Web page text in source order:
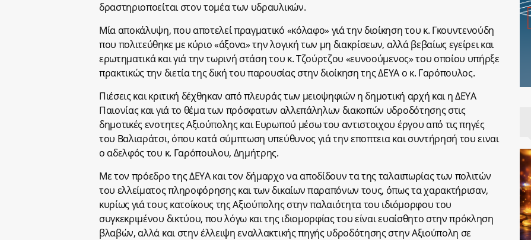
δραστηριοποείται στον τομέα των υδραυλικών.
Μία αποκάλυψη, που αποτελεί πραγματικό «κόλαφο» γιά την διοίκηση του κ. Γκουντενούδη
που πολιτεύθηκε με κύριο «άξονα» την λογική των μη διακρίσεων, αλλά βεβαίως εγείρει και
ερωτηματικά και γιά την τωρινή στάση του κ. Τζούρτζου «ευνοούμενος» του οποίου υπήρξε
πρακτικώς την διετία της δική του παρουσίας στην διοίκηση της ΔΕΥΑ ο κ. Γαρόπουλος.
Πιέσεις και κριτική δέχθηκαν από πλευράς των μειοψηφιών η δημοτική αρχή και η ΔΕΥΑ
Παιονίας και γιά το θέμα των πρόσφατων αλλεπάληλων διακοπών υδροδότησης στις
δημοτικές ενοτητες Αξιούπολης και Ευρωπού μέσω του αντιστοιχου έργου από τις πηγές
του Βαλιαράτσι, όπου κατά σύμπτωση υπεύθυνος γιά την εποπτεια και συντήρησή του ειναι
ο αδελφός του κ. Γαρόπουλου, Δημήτρης.
Με τον πρόεδρο της ΔΕΥΑ και τον δήμαρχο να αποδίδουν τα της ταλαιπωρίας των πολιτών
του ελλείματος πληροφόρησης και των δικαίων παραπόνων τους, όπως τα χαρακτήρισαν,
κυρίως γιά τους κατοίκους της Αξιούπολης στην παλαιότητα του ιδιόμορφου του
συγκεκριμένου δικτύου, που λόγω και της ιδιομορφίας του είναι ευαίσθητο στην πρόκληση
βλαβών, αλλά και στην έλλειψη εναλλακτικής πηγής υδροδότησης στην Αξιούπολη σε